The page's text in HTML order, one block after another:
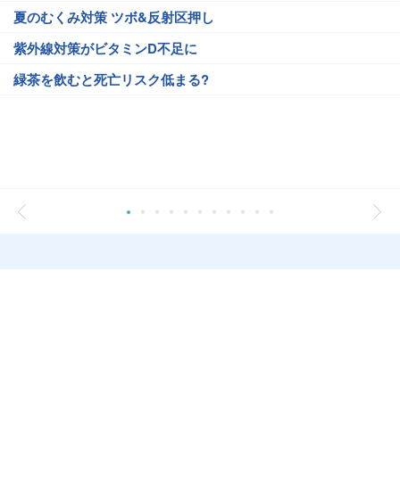
夏のむくみ対策 ツボ&反射区押し
紫外線対策がビタミンD不足に
緑茶を飲むと死亡リスク低まる?